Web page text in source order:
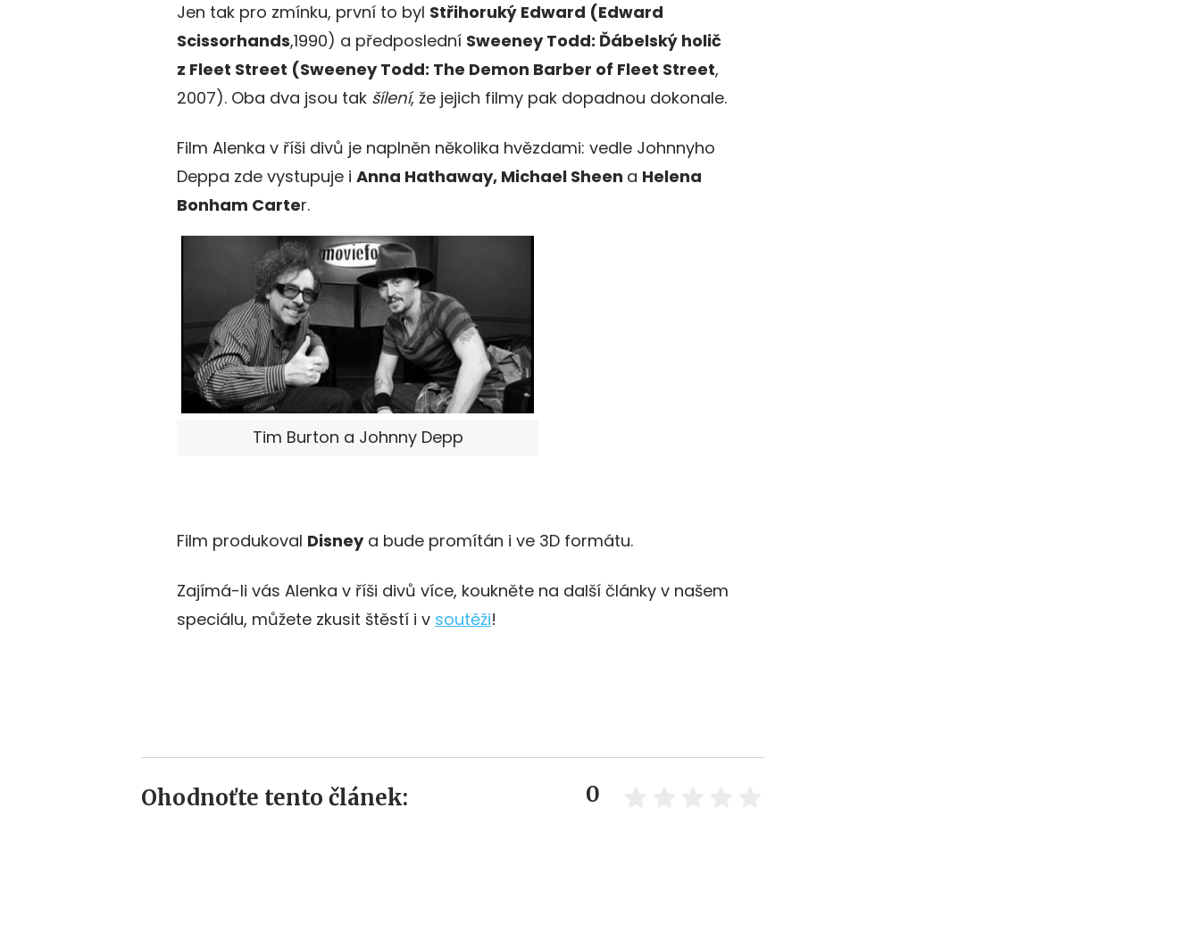
Jen tak pro zmínku, první to byl Střihoruký Edward (Edward
Scissorhands,1990) a předposlední Sweeney Todd: Ďábelský holič
z Fleet Street (Sweeney Todd: The Demon Barber of Fleet Street,
2007). Oba dva jsou tak šílení, že jejich filmy pak dopadnou dokonale.
Film Alenka v říši divů je naplněn několika hvězdami: vedle Johnnyho
Deppa zde vystupuje i Anna Hathaway, Michael Sheen a Helena
Bonham Carter.
Tim Burton a Johnny Depp
Film produkoval Disneya bude promítán i ve 3D formátu.
Zajímá-li vás Alenka v říši divů více, koukněte na další články v našem
speciálu, můžete zkusit štěstí i v soutěži!
Ohodnoťte tento článek: 0